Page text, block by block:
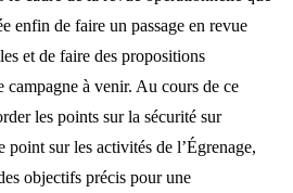
enfin de faire un passage en revue
et de faire des propositions
campagne à venir. Au cours de ce
les points sur la sécurité sur
point sur les activités de l’Égrenage,
objectifs précis pour une